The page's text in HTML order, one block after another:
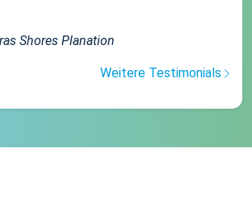
Shores Planation
Weitere Testimonials